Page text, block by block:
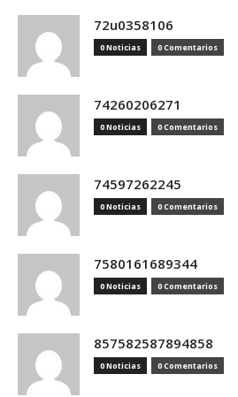
72u0358106
0 Noticias 0 Comentarios
74260206271
0 Noticias 0 Comentarios
74597262245
0 Noticias 0 Comentarios
7580161689344
0 Noticias 0 Comentarios
857582587894858
0 Noticias 0 Comentarios